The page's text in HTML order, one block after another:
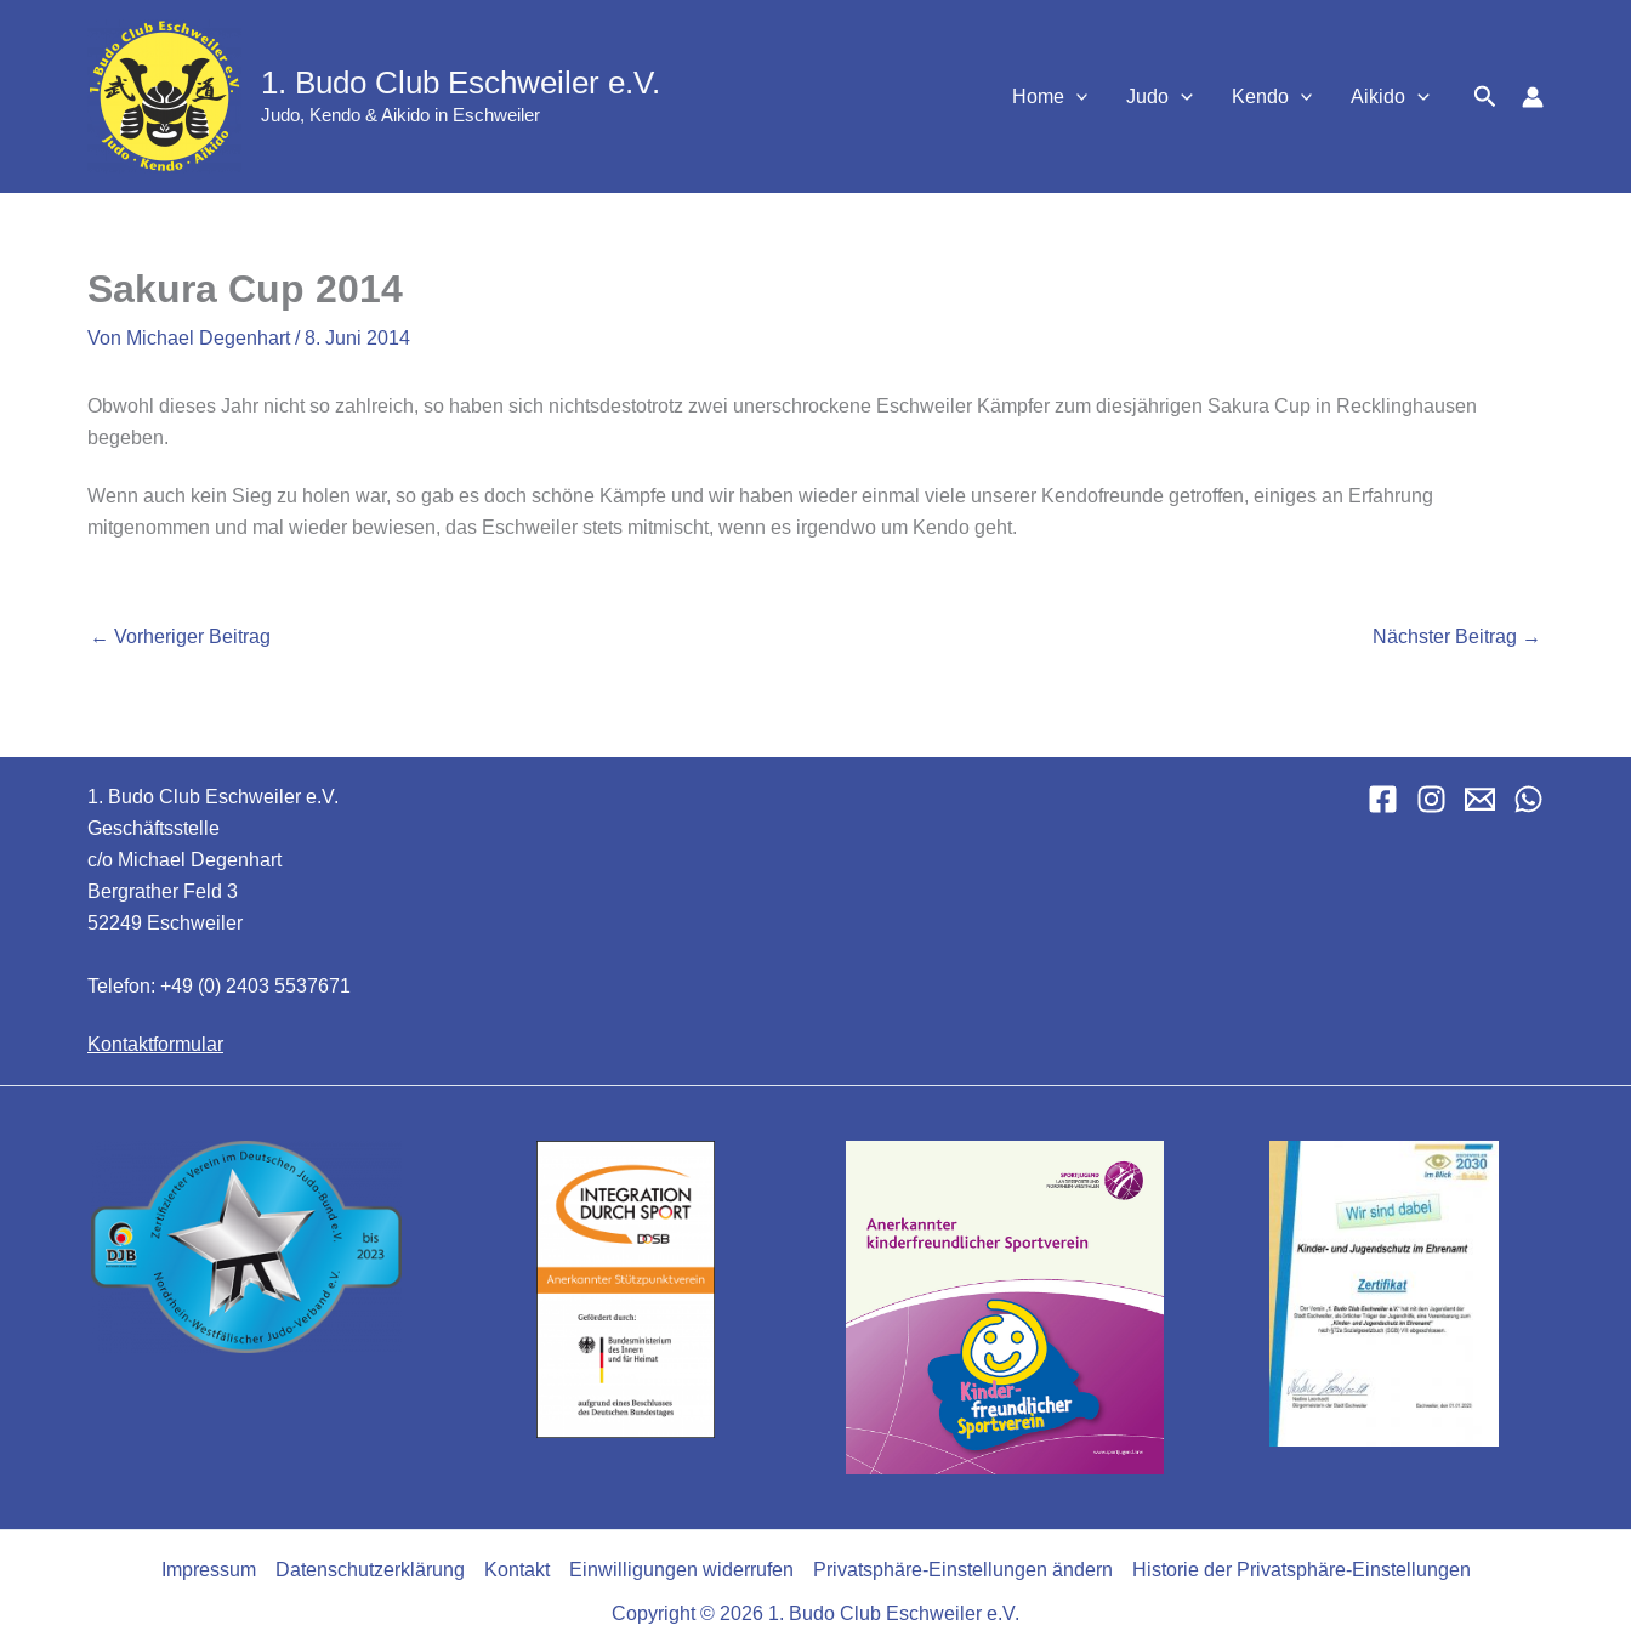
1. Budo Club Eschweiler e.V.
Judo, Kendo & Aikido in Eschweiler
Home Judo Kendo Aikido Suchen
Sakura Cup 2014
Von Michael Degenhart/8. Juni 2014
Obwohl dieses Jahr nicht so zahlreich, so haben sich nichtsdestotrotz zwei unerschrockene Eschweiler Kämpfer zum diesjährigen Sakura Cup in Recklinghausen
begeben.
Wenn auch kein Sieg zu holen war, so gab es doch schöne Kämpfe und wir haben wieder einmal viele unserer Kendofreunde getroffen, einiges an Erfahrung
mitgenommen und mal wieder bewiesen, das Eschweiler stets mitmischt, wenn es irgendwo um Kendo geht.
← Vorheriger Beitrag Nächster Beitrag →
1. Budo Club Eschweiler e.V.
Geschäftsstelle
c/o Michael Degenhart
Bergrather Feld 3
52249 Eschweiler
Telefon: +49 (0) 2403 5537671
Kontaktformular
Impressum Datenschutzerklärung Kontakt Einwilligungen widerrufen Privatsphäre-Einstellungen ändern Historie der Privatsphäre-Einstellungen
Copyright © 2026 1. Budo Club Eschweiler e.V.